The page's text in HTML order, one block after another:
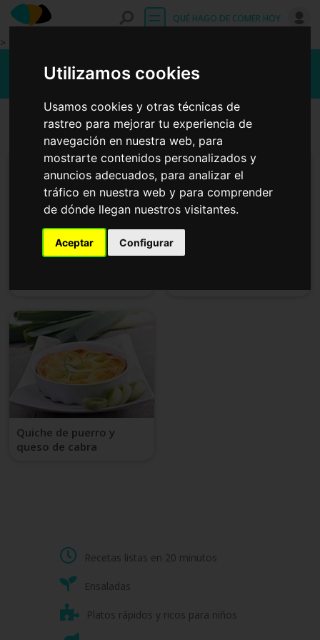
Utilizamos cookies
Usamos cookies y otras técnicas de
rastreo para mejorar tu experiencia de
navegación en nuestra web, para
mostrarte contenidos personalizados y
anuncios adecuados, para analizar el
tráfico en nuestra web y para comprender
de dónde llegan nuestros visitantes.
Aceptar Configurar
>
QUÉ HAGO DE COMER HOY Entrar
Recetas fáciles con masa brisa
Primeros platos Platos principales
Quiche de puerro y
queso de cabra
Recetas listas en 20 minutos
Ensaladas
Platos rápidos y ricos para niños